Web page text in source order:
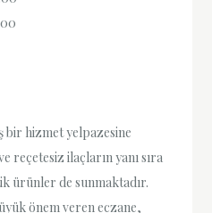
bir hizmet yelpazesine
reçetesiz ilaçların yanı sıra
ürünler de sunmaktadır.
önem veren eczane,